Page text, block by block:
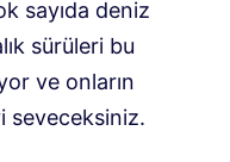
sayıda deniz
sürüleri bu
ve onların
seveceksiniz.